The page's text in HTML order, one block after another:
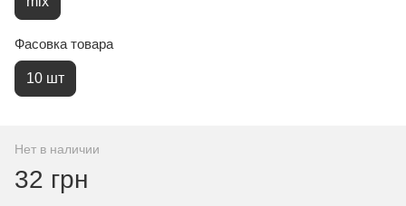
Фасовка товара
10 шт
Нет в наличии
32 грн